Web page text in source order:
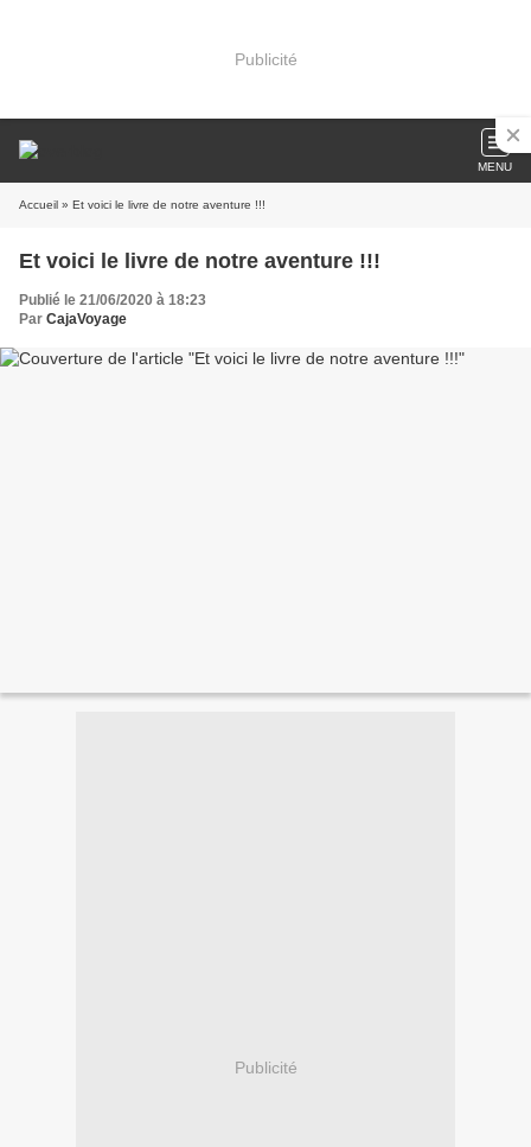
Publicité
MENU
Accueil » Et voici le livre de notre aventure !!!
Et voici le livre de notre aventure !!!
Publié le 21/06/2020 à 18:23
Par CajaVoyage
Publicité